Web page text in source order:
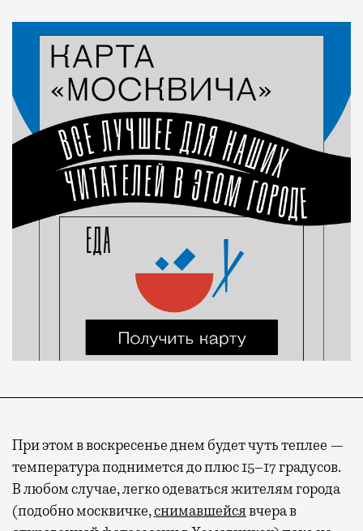
При этом в воскресенье днем будет чуть теплее —
температура поднимется до плюс 15–17 градусов.
В любом случае, легко одеваться жителям города
(подобно москвичке,снимавшейсявчера в